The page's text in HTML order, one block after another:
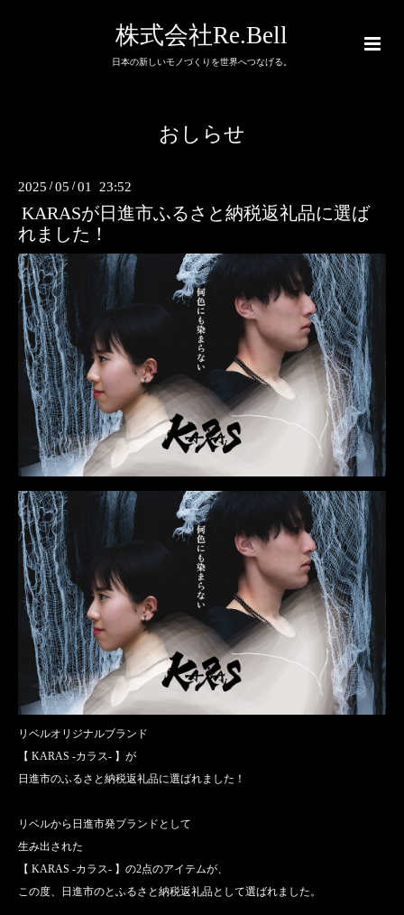
株式会社Re.Bell
日本の新しいモノづくりを世界へつなげる。
おしらせ
2025 /05 /01 23:52
KARASが日進市ふるさと納税返礼品に選ば
れました！
リベルオリジナルブランド
【 KARAS -カラス- 】が
日進市のふるさと納税返礼品に選ばれました！
リベルから日進市発ブランドとして
生み出された
【 KARAS -カラス- 】の2点のアイテムが、
この度、日進市のとふるさと納税返礼品として選ばれました。